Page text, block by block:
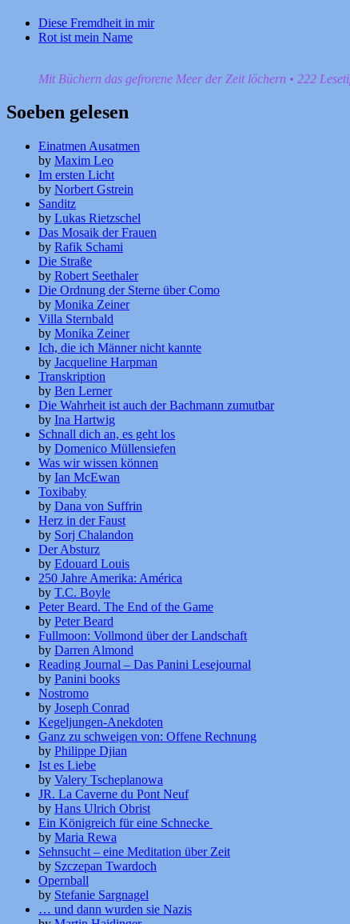
Diese Fremdheit in mir
Rot ist mein Name
Mit Büchern das gefrorene Meer der Zeit löchern • 222
Soeben gelesen
Einatmen Ausatmen
by Maxim Leo
Im ersten Licht
by Norbert Gstrein
Sanditz
by Lukas Rietzschel
Das Mosaik der Frauen
by Rafik Schami
Die Straße
by Robert Seethaler
Die Ordnung der Sterne über Como
by Monika Zeiner
Villa Sternbald
by Monika Zeiner
Ich, die ich Männer nicht kannte
by Jacqueline Harpman
Transkription
by Ben Lerner
Die Wahrheit ist auch der Bachmann zumutbar
by Ina Hartwig
Schnall dich an, es geht los
by Domenico Müllensiefen
Was wir wissen können
by Ian McEwan
Toxibaby
by Dana von Suffrin
Herz in der Faust
by Sorj Chalandon
Der Absturz
by Edouard Louis
250 Jahre Amerika: América
by T.C. Boyle
Peter Beard. The End of the Game
by Peter Beard
Fullmoon: Vollmond über der Landschaft
by Darren Almond
Reading Journal – Das Panini Lesejournal
by Panini books
Nostromo
by Joseph Conrad
Kegeljungen-Anekdoten
Ganz zu schweigen von: Offene Rechnung
by Philippe Djian
Ist es Liebe
by Valery Tscheplanowa
JR. La Caverne du Pont Neuf
by Hans Ulrich Obrist
Ein Königreich für eine Schnecke
by Maria Rewa
Sehnsucht – eine Meditation über Zeit
by Szczepan Twardoch
Opernball
by Stefanie Sargnagel
… und dann wurden sie Nazis